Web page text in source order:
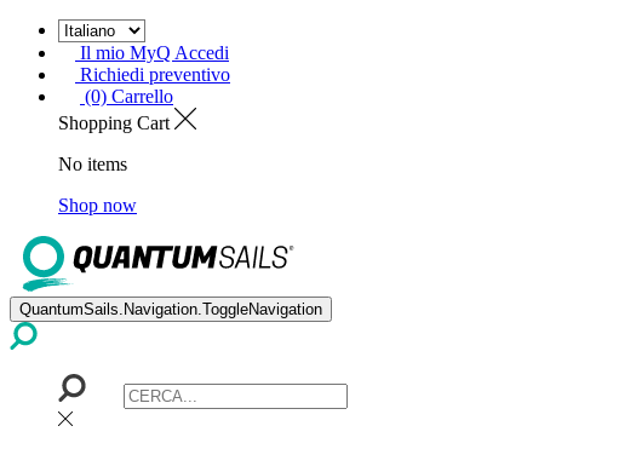
Il mio MyQ Accedi
Richiedi preventivo
(0) Carrello
Shopping Cart
No items
Shop now
QuantumSails.Navigation.ToggleNavigation